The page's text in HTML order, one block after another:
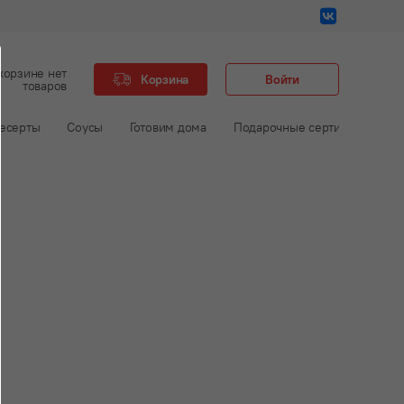
нет
товаров Корзина Войти
Соусы Готовим дома Подарочные сертификаты